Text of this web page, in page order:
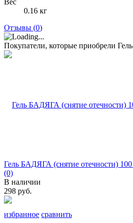
0.16 кг
Отзывы (0)
Покупатели, которые приобрели
избранное сравнить
Гель БАДЯГА (снятие отечности)
(0)
В наличии
298 руб.